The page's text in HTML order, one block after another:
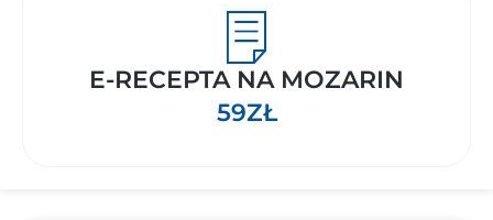
E-RECEPTA NA MOZARIN
59ZŁ